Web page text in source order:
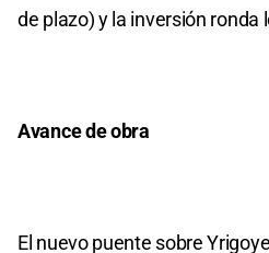
de plazo) y la inversión ronda
Avance de obra
El nuevo puente sobre